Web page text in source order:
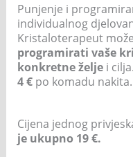
Punjenje i
individualnog
Kristaloterapeut
programirati vaše
konkretne želje i cilja.
4 € po komadu nakita.
Cijena jednog
je ukupno 19 €.